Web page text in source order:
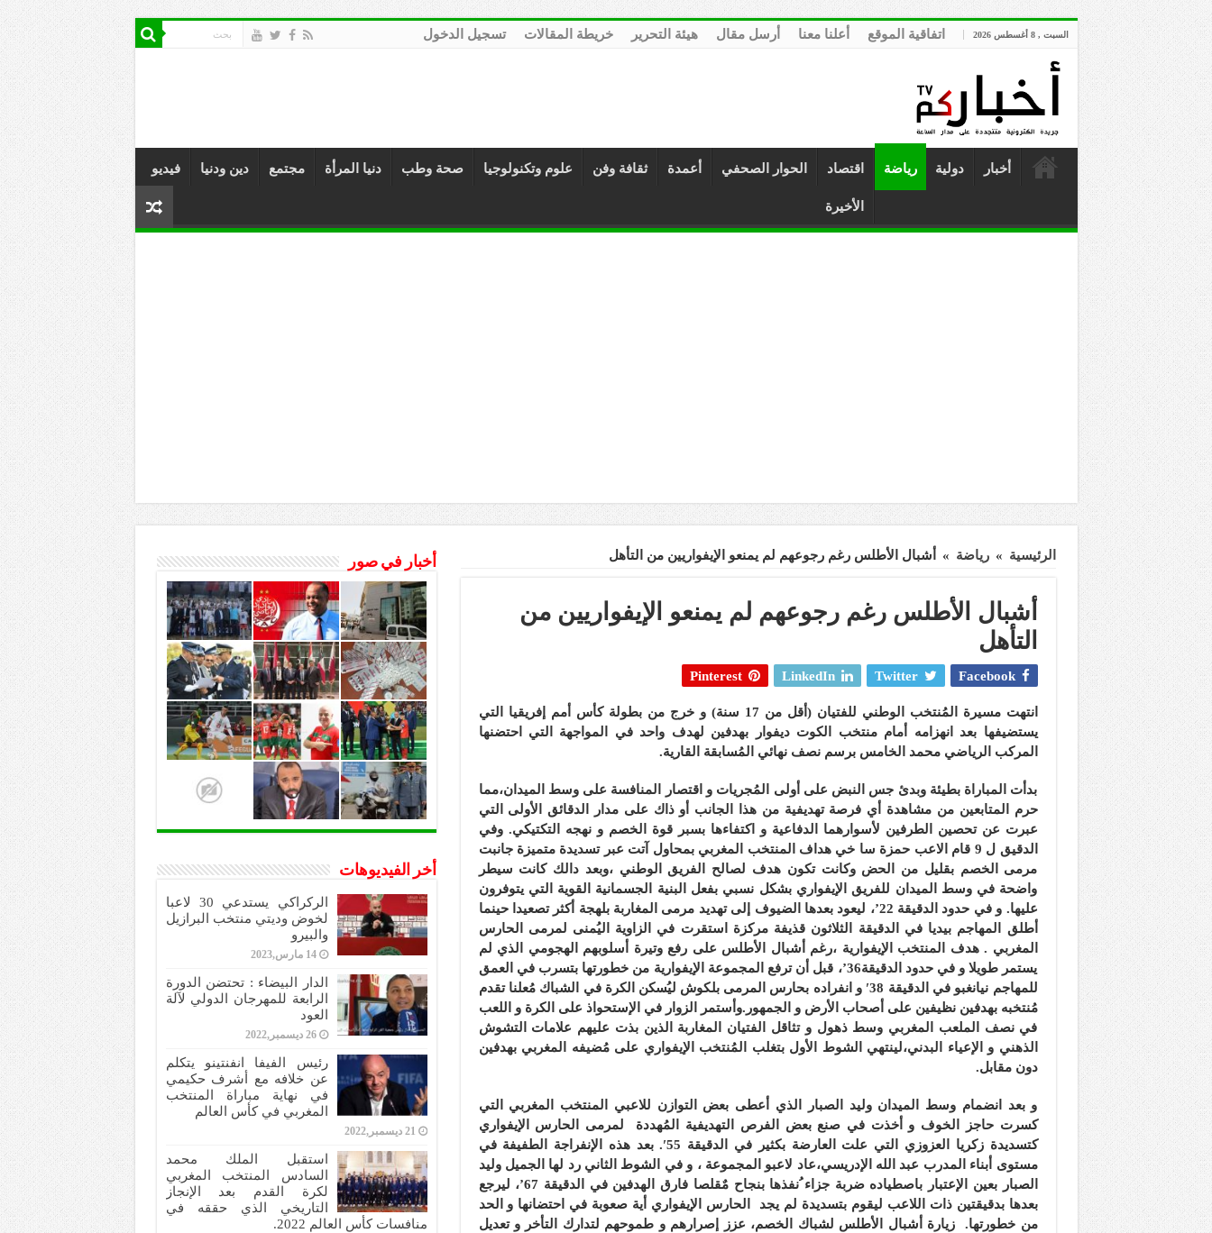
السبت , 8 أغسطس 2026 اتفاقية الموقع أعلنا معنا أرسل مقال هيئة التحرير خريطة المقالات تسجيل الدخول
أخبار دولية رياضة اقتصاد الحوار الصحفي أعمدة ثقافة وفن علوم وتكنولوجيا صحة وطب دنيا المرأة مجتمع دين ودنيا فيديو
الأخيرة
الرئيسية » رياضة » أشبال الأطلس رغم رجوعهم لم يمنعو الإيفواريين من التأهل
أشبال الأطلس رغم رجوعهم لم يمنعو الإيفواريين من
التأهل
Facebook
Twitter
LinkedIn
Pinterest
انتهت مسيرة المُنتخب الوطني للفتيان (أقل من 17 سنة) و خرج من بطولة كأس أمم إفريقيا التي
يستضيفها بعد انهزامه أمام منتخب الكوت ديفوار بهدفين لهدف واحد في المواجهة التي احتضنها
المركب الرياضي محمد الخامس برسم نصف نهائي المُسابقة القارية.
بدأت المباراة بطيئة وبدئ جس النبض على أولى المُجريات و اقتصار المنافسة على وسط الميدان،مما
حرم المتابعين من مشاهدة أي فرصة تهديفية من هذا الجانب أو ذاك على مدار الدقائق الأولى التي
عبرت عن تحصين الطرفين لأسوارهما الدفاعية و اكتفاءها بسبر قوة الخصم و نهجه التكتيكي. وفي
الدقيق ل 9 قام الاعب حمزة سا خي هداف المنتخب المغربي بمحاول آتت عبر تسديدة متميزة جانبت
مرمى الخصم بقليل من الحض وكانت تكون هدف لصالح الفريق الوطني ،وبعد دالك كانت سيطر
واضحة في وسط الميدان للفريق الإيفواري بشكل نسبي بفعل البنية الجسمانية القوية التي يتوفرون
عليها. و في حدود الدقيقة 22’، ليعود بعدها الضيوف إلى تهديد مرمى المغاربة بلهجة أكثر تصعيدا حينما
أطلق المهاجم بيديا في الدقيقة الثلاثون قذيفة مركزة استقرت في الزاوية اليُمنى لمرمى الحارس
المغربي . هدف المنتخب الإيفوارية ،رغم أشبال الأطلس على رفع وتيرة أسلوبهم الهجومي الذي لم
يستمر طويلا و في حدود الدقيقة36’، قبل أن ترفع المجموعة الإيفوارية من خطورتها بتسرب في العمق
للمهاجم نيانغبو في الدقيقة 38′ و انفراده بحارس المرمى بلكوش ليُسكن الكرة في الشباك مُعلنا تقدم
مُنتخبه بهدفين نظيفين على أصحاب الأرض و الجمهور.وأستمر الزوار في الإستحواذ على الكرة و اللعب
في نصف الملعب المغربي وسط ذهول و تثاقل الفتيان المغاربة الذين بذت عليهم علامات التشوش
الذهني و الإعياء البدني،لينتهي الشوط الأول بتغلب المُنتخب الإيفواري على مُضيفه المغربي بهدفين
دون مقابل.
و بعد انضمام وسط الميدان وليد الصبار الذي أعطى بعض التوازن للاعبي المنتخب المغربي التي
كسرت حاجز الخوف و أخذت في صنع بعض الفرص التهديفية المُهددة لمرمى الحارس الإيفواري
كتسديدة زكريا العزوزي التي علت العارضة بكثير في الدقيقة 55′. بعد هذه الإنفراجة الطفيفة في
مستوى أبناء المدرب عبد الله الإدريسي،عاد لاعبو المجموعة ، و في الشوط الثاني رد لها الجميل وليد
الصبار بعين الإعتبار باصطياده ضربة جزاء ُنفذها بنجاح مٌقلصا فارق الهدفين في الدقيقة 67’، ليرجع
بعدها بدقيقتين ذات اللاعب ليقوم بتسديدة لم يجد الحارس الإيفواري أية صعوبة في احتضانها و الحد
من خطورتها. زيارة أشبال الأطلس لشباك الخصم، عزز إصرارهم و طموحهم لتدارك التأخر و تعديل
أخبار في صور
أخر الفيديوهات
الركراكي يستدعي 30 لاعبا
لخوض وديتي منتخب البرازيل
والبيرو
14 مارس,2023
الدار البيضاء : تحتضن الدورة
الرابعة للمهرجان الدولي لآلة
العود
26 ديسمبر,2022
رئيس الفيفا انفنتينو يتكلم
عن خلافه مع أشرف حكيمي
في نهاية مباراة المنتخب
المغربي في كأس العالم
21 ديسمبر,2022
استقبل الملك محمد
السادس المنتخب المغربي
لكرة القدم بعد الإنجاز
التاريخي الذي حققه في
منافسات كأس العالم 2022.